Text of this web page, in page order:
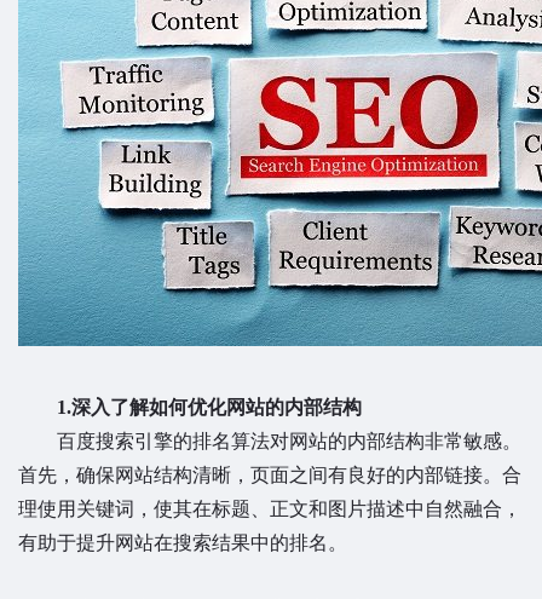
1.深入了解如何优化网站的内部结构
百度搜索引擎的排名算法对网站的内部结构非常敏感。
首先，确保网站结构清晰，页面之间有良好的内部链接。合
理使用关键词，使其在标题、正文和图片描述中自然融合，
有助于提升网站在搜索结果中的排名。